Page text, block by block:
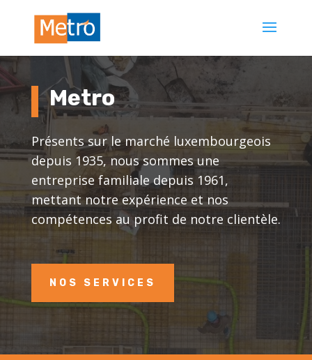
Metro
Présents sur le marché luxembourgeois
depuis 1935, nous sommes une
entreprise familiale depuis 1961,
mettant notre expérience et nos
compétences au profit de notre clientèle.
NOS SERVICES